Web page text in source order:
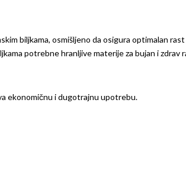
biljkama, osmišljeno da osigura optimalan
potrebne hranljive materije za bujan i zdrav
ekonomičnu i dugotrajnu upotrebu.